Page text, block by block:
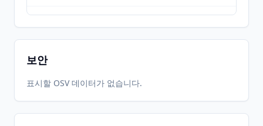
2022-05-
24
2026-
05-30
2026-
05-30
CRAN 4.0.0
보안
표시할 OSV 데이터가 없습니다.